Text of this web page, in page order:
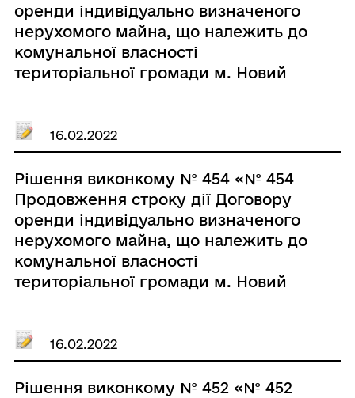
оренди індивідуально визначеного
нерухомого майна, що належить до
комунальної власності
територіальної громади м. Новий
16.02.2022
Рішення виконкому № 454 «№ 454
Продовження строку дії Договору
оренди індивідуально визначеного
нерухомого майна, що належить до
комунальної власності
територіальної громади м. Новий
16.02.2022
Рішення виконкому № 452 «№ 452